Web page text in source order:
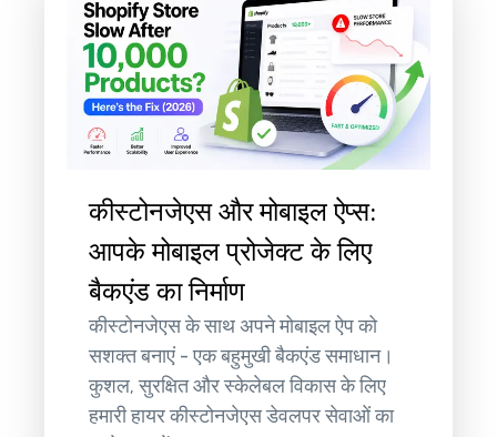
कीस्टोनजेएस और मोबाइल ऐप्स:
आपके मोबाइल प्रोजेक्ट के लिए
बैकएंड का निर्माण
कीस्टोनजेएस के साथ अपने मोबाइल ऐप को
सशक्त बनाएं - एक बहुमुखी बैकएंड समाधान।
कुशल, सुरक्षित और स्केलेबल विकास के लिए
हमारी हायर कीस्टोनजेएस डेवलपर सेवाओं का